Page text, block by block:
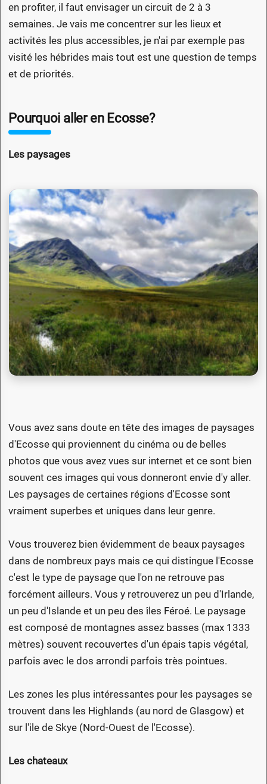
en profiter, il faut envisager un circuit de 2 à 3
semaines. Je vais me concentrer sur les lieux et
activités les plus accessibles, je n'ai par exemple pas
visité les hébrides mais tout est une question de temps
et de priorités.
Pourquoi aller en Ecosse?
Les paysages
Vous avez sans doute en tête des images de paysages
d'Ecosse qui proviennent du cinéma ou de belles
photos que vous avez vues sur internet et ce sont bien
souvent ces images qui vous donneront envie d'y aller.
Les paysages de certaines régions d'Ecosse sont
vraiment superbes et uniques dans leur genre.
Vous trouverez bien évidemment de beaux paysages
dans de nombreux pays mais ce qui distingue l'Ecosse
c'est le type de paysage que l'on ne retrouve pas
forcément ailleurs. Vous y retrouverez un peu d'Irlande,
un peu d'Islande et un peu des îles Féroé. Le paysage
est composé de montagnes assez basses (max 1333
mètres) souvent recouvertes d'un épais tapis végétal,
parfois avec le dos arrondi parfois très pointues.
Les zones les plus intéressantes pour les paysages se
trouvent dans les Highlands (au nord de Glasgow) et
sur l'ile de Skye (Nord-Ouest de l'Ecosse).
Les chateaux